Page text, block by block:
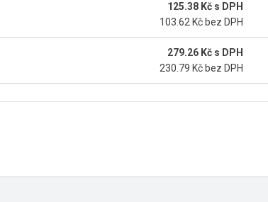
125.38 Kč s DPH
103.62 Kč bez DPH
279.26 Kč s DPH
230.79 Kč bez DPH